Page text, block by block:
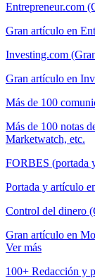
Entrepreneur.com
Gran artículo en
Investing.com
Gran artículo en
Más de 100
Más de 100 notas
Marketwatch, etc.
FORBES (portada
Portada y artículo
Control del dinero
Gran artículo en
Ver más
100+ Redacción y